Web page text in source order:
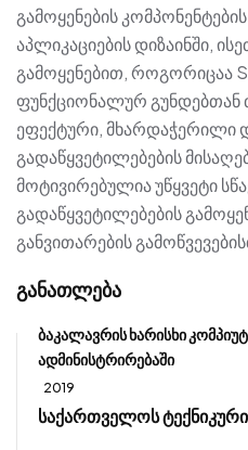
გამოყენების
აპლიკაციების დიზაინში,
გამოყენებით, როგორიცაა
ფუნქციონალურ
ეფექტური, მხარდაჭერილი
გადაწყვეტილებების
მოტივირებულია უწყვეტი
გადაწყვეტილებების
განვითარების
განათლება
ბაკალავრის ხარისხი
ადმინისტრირებაში
2019
საქართველოს